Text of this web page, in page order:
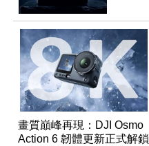
畫質巔峰再現：DJI Osmo
Action 6 韌體更新正式解鎖